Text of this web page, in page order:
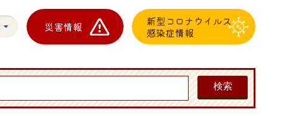
災害情報
新型コロナウイルス
感染症情報